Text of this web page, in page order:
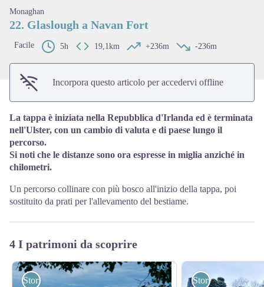
Monaghan
22. Glaslough a Navan Fort
Facile 5h 19,1km +236m -236m
Incorpora questo articolo per accedervi offline
La tappa è iniziata nella Repubblica d'Irlanda ed è terminata
nell'Ulster, con un cambio di valuta e di paese lungo il
percorso.
Si noti che le distanze sono ora espresse in miglia anziché in
chilometri.
Un percorso collinare con più bosco all'inizio della tappa, poi
sostituito da prati per l'allevamento del bestiame.
4 I patrimoni da scoprire
Storici Storici